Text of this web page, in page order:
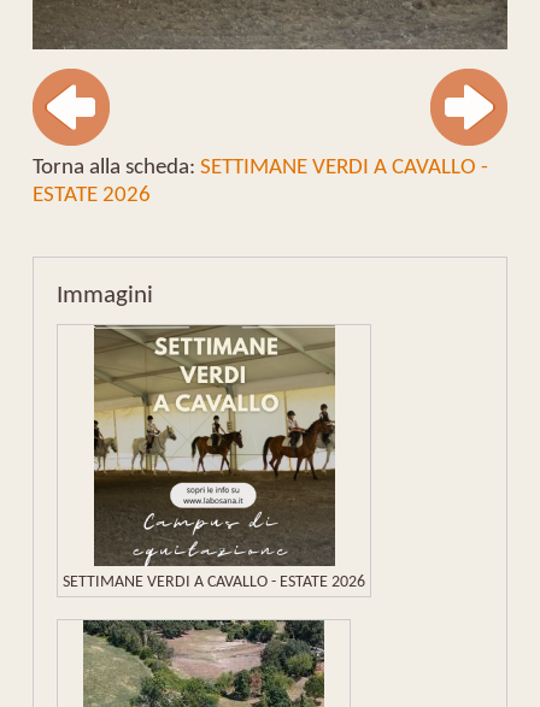
Torna alla scheda: SETTIMANE VERDI A CAVALLO -
ESTATE 2026
Immagini
SETTIMANE VERDI A CAVALLO - ESTATE 2026